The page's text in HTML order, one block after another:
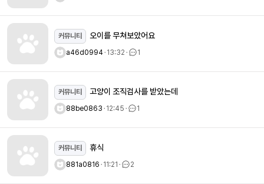
커뮤니티 오이를 무쳐보았어요
a46d0994ㆍ13:32ㆍ 1
커뮤니티 고양이 조직검사를 받았는데
88be0863ㆍ12:45ㆍ 1
커뮤니티 휴식
881a0816ㆍ11:21ㆍ 2